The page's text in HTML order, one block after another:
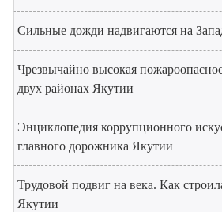
Сильные дожди надвигаются на
Чрезвычайно высокая
двух районах Якутии
Энциклопедия коррупционного
главного дорожника Якутии
Трудовой подвиг на века. Как
Якутии